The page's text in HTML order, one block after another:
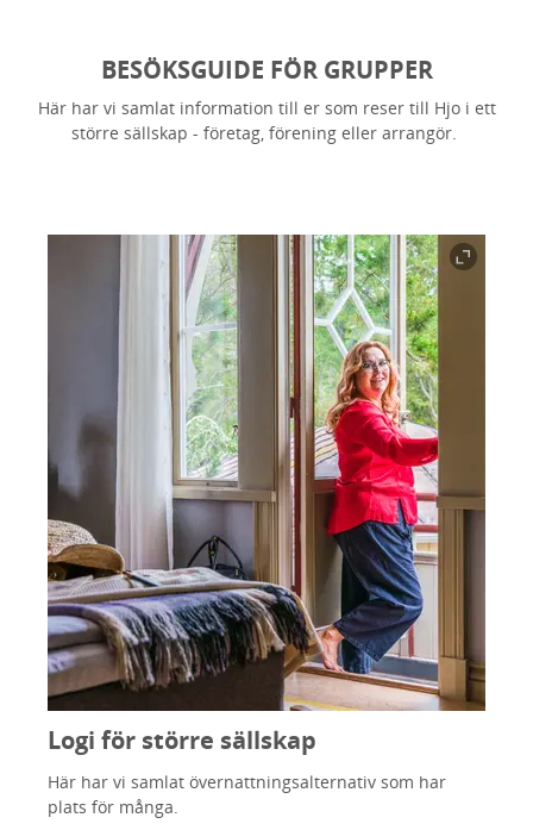
BESÖKSGUIDE FÖR GRUPPER
Här har vi samlat information till er som reser till Hjo i ett
större sällskap - företag, förening eller arrangör.
Logi för större sällskap
Här har vi samlat övernattningsalternativ som har
plats för många.